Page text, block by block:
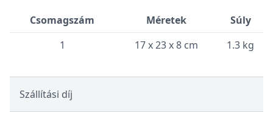
Csomagszám Méretek
Súly
1
17 x 23 x 8 cm 1.3 kg
Szállítási díj